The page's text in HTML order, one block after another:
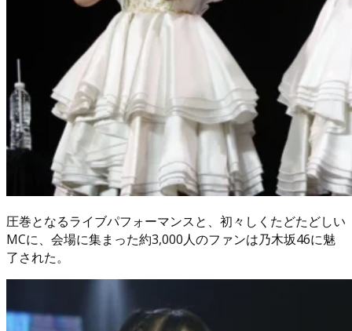
圧巻となるライブパフォーマンスと、初々しくたどたどしい
MCに、会場に集まった約3,000人のファンは乃木坂46に魅
了された。